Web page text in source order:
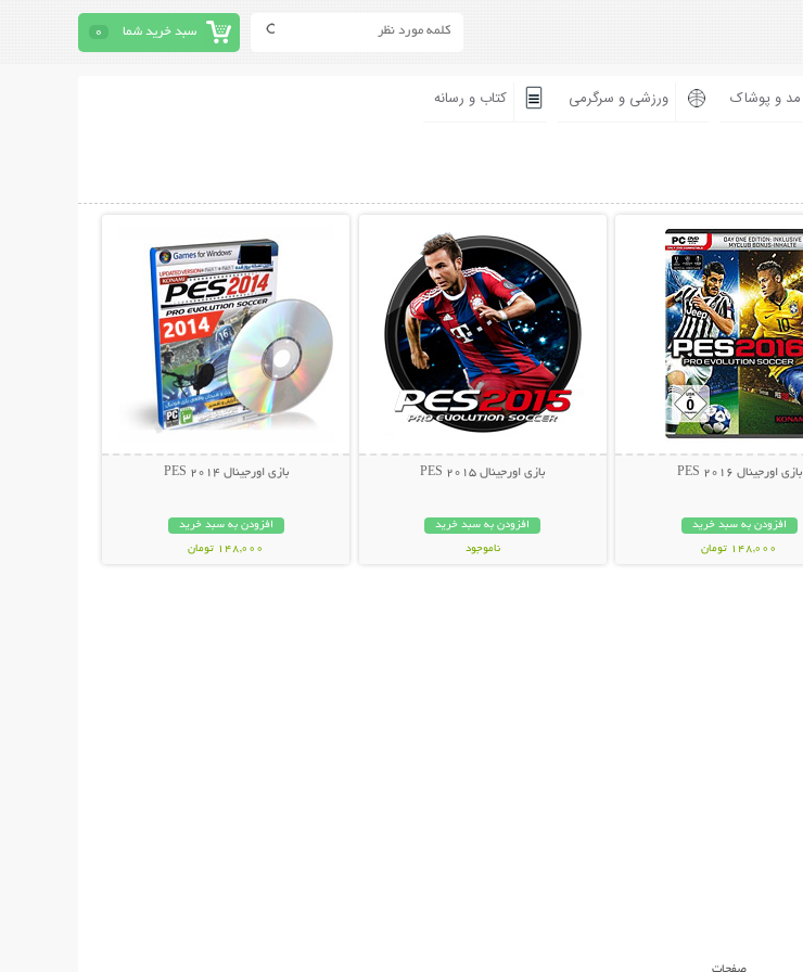
سبد خرید شما 0
مد و پوشاک ورزشی و سرگرمی کتاب و رسانه
بازی اورجینال PES 2016
افزودن به سبد خرید
148,000 تومان
بازی اورجینال PES 2015
افزودن به سبد خرید
ناموجود
بازی اورجینال PES 2014
افزودن به سبد خرید
148,000 تومان